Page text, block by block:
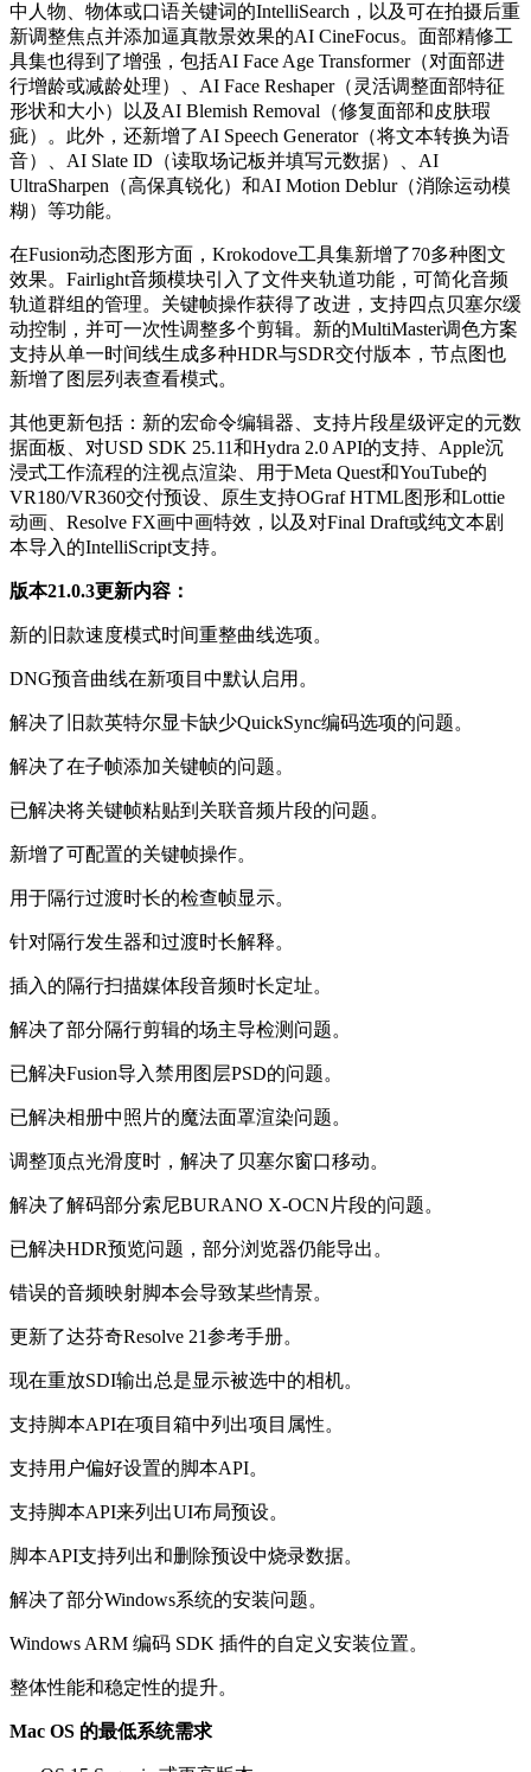
中人物、物体或口语关键词的IntelliSearch，以及可在拍摄后重
新调整焦点并添加逼真散景效果的AI CineFocus。面部精修工
具集也得到了增强，包括AI Face Age Transformer（对面部进
行增龄或减龄处理）、AI Face Reshaper（灵活调整面部特征
形状和大小）以及AI Blemish Removal（修复面部和皮肤瑕
疵）。此外，还新增了AI Speech Generator（将文本转换为语
音）、AI Slate ID（读取场记板并填写元数据）、AI
UltraSharpen（高保真锐化）和AI Motion Deblur（消除运动模
糊）等功能。
在Fusion动态图形方面，Krokodove工具集新增了70多种图文
效果。Fairlight音频模块引入了文件夹轨道功能，可简化音频
轨道群组的管理。关键帧操作获得了改进，支持四点贝塞尔缓
动控制，并可一次性调整多个剪辑。新的MultiMaster调色方案
支持从单一时间线生成多种HDR与SDR交付版本，节点图也
新增了图层列表查看模式。
其他更新包括：新的宏命令编辑器、支持片段星级评定的元数
据面板、对USD SDK 25.11和Hydra 2.0 API的支持、Apple沉
浸式工作流程的注视点渲染、用于Meta Quest和YouTube的
VR180/VR360交付预设、原生支持OGraf HTML图形和Lottie
动画、Resolve FX画中画特效，以及对Final Draft或纯文本剧
本导入的IntelliScript支持。
版本21.0.3更新内容：
新的旧款速度模式时间重整曲线选项。
DNG预音曲线在新项目中默认启用。
解决了旧款英特尔显卡缺少QuickSync编码选项的问题。
解决了在子帧添加关键帧的问题。
已解决将关键帧粘贴到关联音频片段的问题。
新增了可配置的关键帧操作。
用于隔行过渡时长的检查帧显示。
针对隔行发生器和过渡时长解释。
插入的隔行扫描媒体段音频时长定址。
解决了部分隔行剪辑的场主导检测问题。
已解决Fusion导入禁用图层PSD的问题。
已解决相册中照片的魔法面罩渲染问题。
调整顶点光滑度时，解决了贝塞尔窗口移动。
解决了解码部分索尼BURANO X-OCN片段的问题。
已解决HDR预览问题，部分浏览器仍能导出。
错误的音频映射脚本会导致某些情景。
更新了达芬奇Resolve 21参考手册。
现在重放SDI输出总是显示被选中的相机。
支持脚本API在项目箱中列出项目属性。
支持用户偏好设置的脚本API。
支持脚本API来列出UI布局预设。
脚本API支持列出和删除预设中烧录数据。
解决了部分Windows系统的安装问题。
Windows ARM 编码 SDK 插件的自定义安装位置。
整体性能和稳定性的提升。
Mac OS 的最低系统需求